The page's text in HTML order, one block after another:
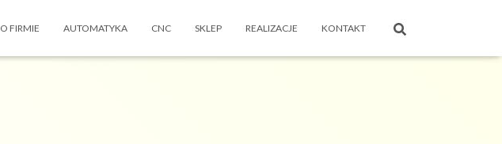
O FIRMIE AUTOMATYKA CNC SKLEP REALIZACJE KONTAKT